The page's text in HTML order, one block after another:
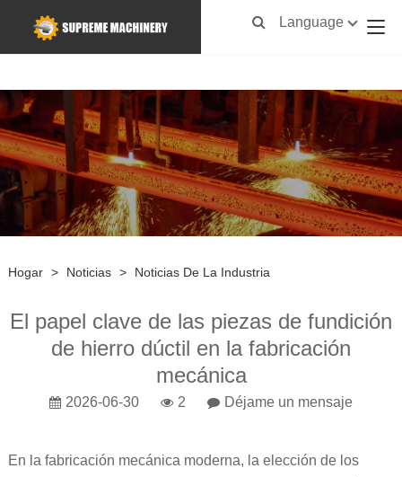
Language
Hogar > Noticias > Noticias De La Industria
El papel clave de las piezas de fundición
de hierro dúctil en la fabricación
mecánica
2026-06-30 2 Déjame un mensaje
En la fabricación mecánica moderna, la elección de los